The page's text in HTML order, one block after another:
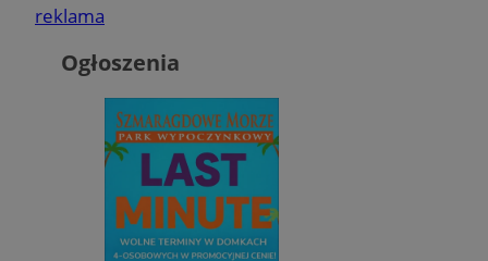
reklama
Ogłoszenia